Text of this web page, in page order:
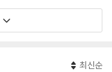
최신순